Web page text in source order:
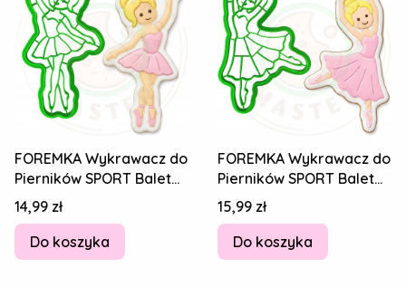
FOREMKA Wykrawacz do
Pierników SPORT Balet
TANIEC Balerina
BALETNICA 11cm
Cena
14,99 zł
Do koszyka
FOREMKA Wykrawacz do
Pierników SPORT Balet
TANIEC Balerina
BALETNICA 11,5cm
Cena
15,99 zł
Do koszyka